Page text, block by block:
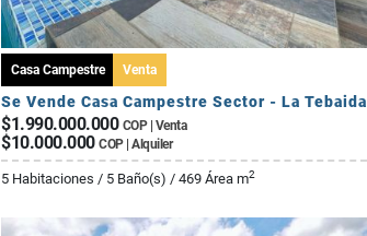
Casa Campestre Venta
Se Vende Casa Campestre Sector - La Tebaida
$1.990.000.000 COP | Venta
$10.000.000 COP | Alquiler
5 Habitaciones / 5 Baño(s) / 469 Área m2